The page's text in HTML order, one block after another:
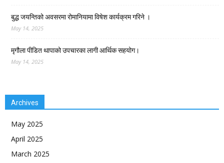
बुद्ध जयन्तिको अवसरमा रोमानियामा विषेश कार्यक्रम गरिने ।
May 14, 2025
मृगौला पीडित थापाको उपचारका लागी आर्थिक सहयोग।
May 14, 2025
Archives
May 2025
April 2025
March 2025